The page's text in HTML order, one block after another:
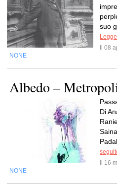
suo
Il 08
NONE
Albedo –
Di
Il 16
NONE